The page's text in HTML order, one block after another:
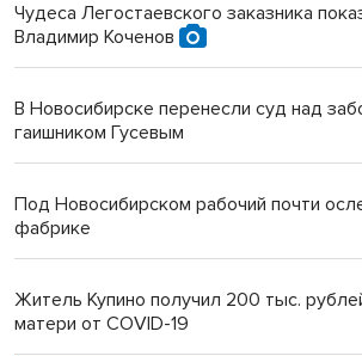
Чудеса Легостаевского заказника
Владимир Коченов
В Новосибирске перенесли суд над
гаишником Гусевым
Под Новосибирском рабочий почти
фабрике
Житель Купино получил 200 тыс.
матери от COVID-19